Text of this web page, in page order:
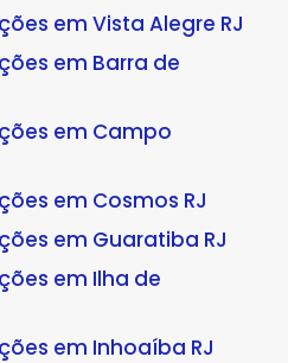
em Vista Alegre RJ
em Barra de
em Campo
em Cosmos RJ
em Guaratiba RJ
em Ilha de
em Inhoaíba RJ